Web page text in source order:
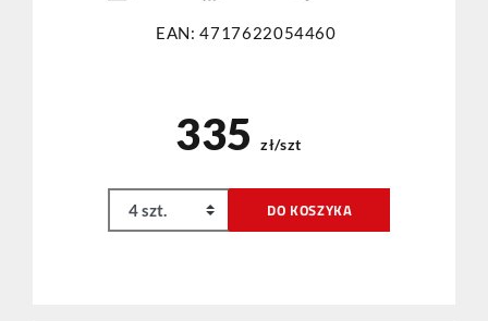
EAN: 4717622054460
335 zł/szt
DO KOSZYKA